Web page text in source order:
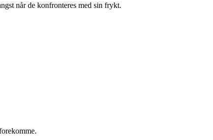
når de konfronteres med sin frykt.